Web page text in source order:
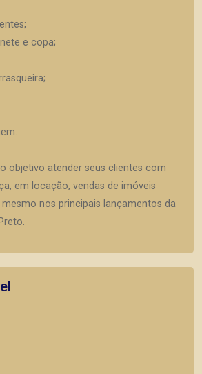
e copa;
objetivo atender seus clientes com
em locação, vendas de imóveis
nos principais lançamentos da